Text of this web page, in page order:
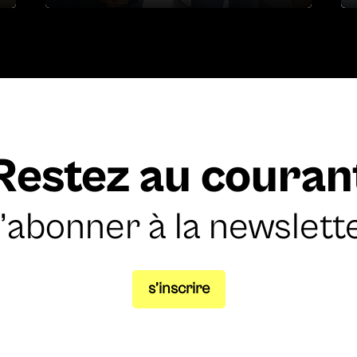
au
à la
s’inscrire